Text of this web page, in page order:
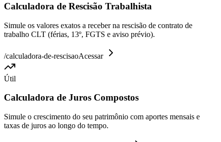
Calculadora de Rescisão Trabalhista
Simule os valores exatos a receber na rescisão de contrato de
trabalho CLT (férias, 13º, FGTS e aviso prévio).
/calculadora-de-rescisaoAcessar
Útil
Calculadora de Juros Compostos
Simule o crescimento do seu patrimônio com aportes mensais e
taxas de juros ao longo do tempo.